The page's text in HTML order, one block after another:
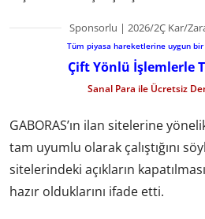
Sponsorlu | 2026/2Ç Kar/
Tüm piyasa hareketlerine uygun bir
Çift Yönlü İşlemlerle
Sanal Para ile Ücretsiz
GABORAS’ın ilan sitelerine
tam uyumlu olarak çalıştığını
sitelerindeki açıkların
hazır olduklarını ifade etti.